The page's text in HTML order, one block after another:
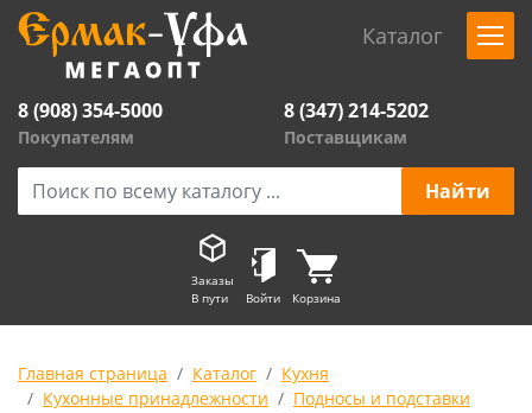
Каталог
8 (908) 354-5000
Покупателям
8 (347) 214-5202
Поставщикам
Заказы
В пути
Войти Корзина
Главная страница Каталог
Кухня
Кухонные принадлежности
Подносы и подставки